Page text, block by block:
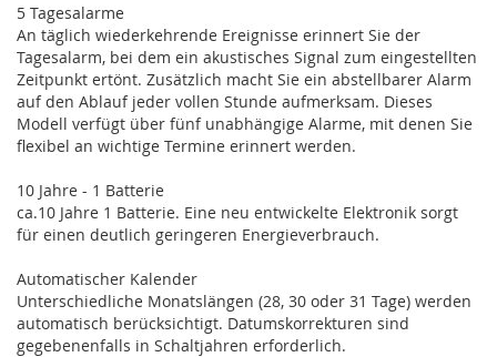
5 Tagesalarme
An täglich wiederkehrende Ereignisse erinnert Sie der
Tagesalarm, bei dem ein akustisches Signal zum eingestellten
Zeitpunkt ertönt. Zusätzlich macht Sie ein abstellbarer Alarm
auf den Ablauf jeder vollen Stunde aufmerksam. Dieses
Modell verfügt über fünf unabhängige Alarme, mit denen Sie
flexibel an wichtige Termine erinnert werden.
10 Jahre - 1 Batterie
ca.10 Jahre 1 Batterie. Eine neu entwickelte Elektronik sorgt
für einen deutlich geringeren Energieverbrauch.
Automatischer Kalender
Unterschiedliche Monatslängen (28, 30 oder 31 Tage) werden
automatisch berücksichtigt. Datumskorrekturen sind
gegebenenfalls in Schaltjahren erforderlich.